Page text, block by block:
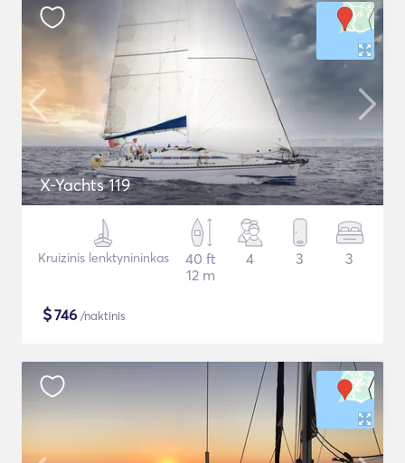
X-Yachts 119
Kruizinis lenktynininkas
40 ft
12 m
4 3 3
$746 /naktinis